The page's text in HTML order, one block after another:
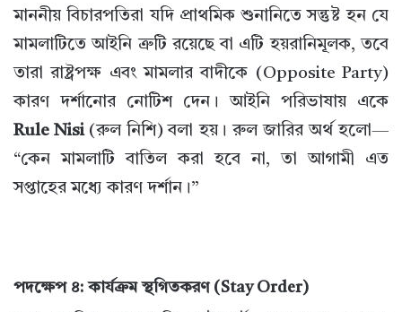
মাননীয় বিচারপতিরা যদি প্রাথমিক শুনানিতে সন্তুষ্ট হন যে
মামলাটিতে আইনি ত্রুটি রয়েছে বা এটি হয়রানিমূলক, তবে
তারা রাষ্ট্রপক্ষ এবং মামলার বাদীকে (Opposite Party)
কারণ দর্শানোর নোটিশ দেন। আইনি পরিভাষায় একে
Rule Nisi(রুল নিশি) বলা হয়। রুল জারির অর্থ হলো—
“কেন মামলাটি বাতিল করা হবে না, তা আগামী এত
সপ্তাহের মধ্যে কারণ দর্শান।”
পদক্ষেপ ৪: কার্যক্রম স্থগিতকরণ (Stay Order)